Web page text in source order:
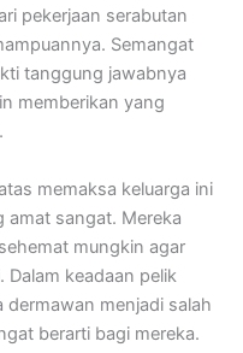
pekerjaan serabutan
Semangat
tanggung jawabnya
memberikan yang
memaksa keluarga ini
amat sangat. Mereka
mungkin agar
keadaan pelik
dermawan menjadi salah
berarti bagi mereka.